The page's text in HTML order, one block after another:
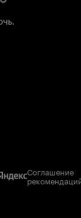
Соглашение